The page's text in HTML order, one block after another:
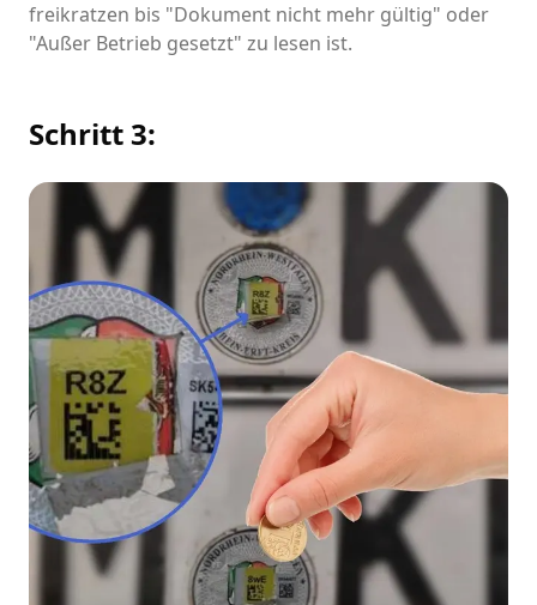
freikratzen bis "Dokument nicht mehr gültig" oder
"Außer Betrieb gesetzt" zu lesen ist.
Schritt 3: